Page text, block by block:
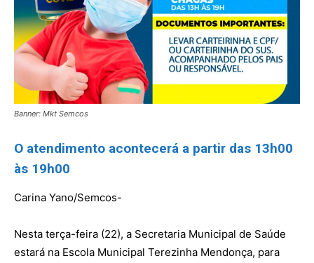
Banner: Mkt Semcos
O atendimento acontecerá a partir das 13h00
às 19h00
Carina Yano/Semcos-
Nesta terça-feira (22), a Secretaria Municipal de Saúde
estará na Escola Municipal Terezinha Mendonça, para